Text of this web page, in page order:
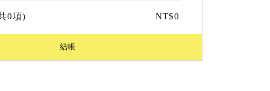
0項) NT$0
結帳